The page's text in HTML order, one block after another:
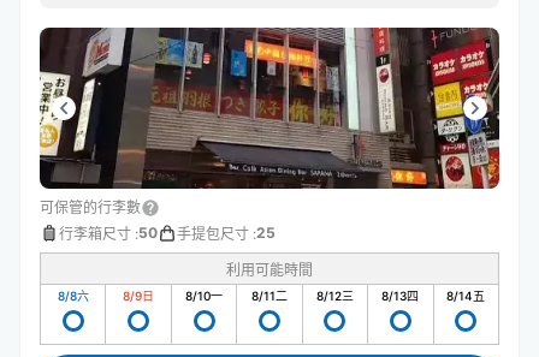
可保管的行李數
行李箱尺寸 :50 手提包尺寸 :25
利用可能時間
8/8六 8/9日 8/10一 8/11二 8/12三 8/13四 8/14五